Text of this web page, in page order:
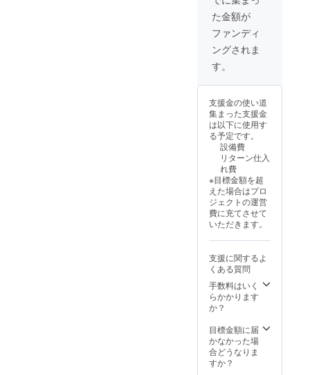
示館】
〒
952-
0612 新
潟県佐
番地2
電
話番号
0259-
86-
2604
開
館時
間：8時
30分か
ら17時
まで
（入館
は16時
30分ま
で）
休
館日：
年末年
始（12
3日ま
で）
い事情
により
「白山
丸まつ
り」が
合があ
りま
す。
④「佐
渡国小
木民俗
博物
館・千
石船
「白山
丸」展
示館」
招待券
（２
枚）
に復元
された
「白山
丸」を
いる展
示館の
招待券
㎜×148
㎜
（デザ
インは
変わる
す。）
り当日
「白山
丸帆あ
げ体
験」
（昼食
招待券
（1名）
※支援
者様の
交通費
や滞在
自でご
負担く
ださ
い。
※荒天な
を得な
い事情
により
「白山
た金額が
ファンディ
ングされま
す。
支援金の使い道
集まった支援金
は以下に使用す
る予定です。
設備費
リターン仕入
れ費
※目標金額を超
えた場合はプロ
ジェクトの運営
費に充てさせて
いただきます。
支援に関するよ
くある質問
手数料はいく
らかかります
か？
目標金額に届
かなかった場
合どうなりま
すか？